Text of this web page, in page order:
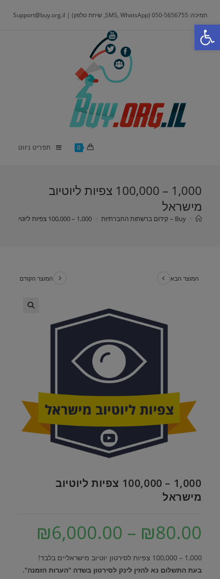
פתח סרגל נגישות
content
תמיכה: 050-5656755 (SMS, WhatsApp, שיחת טלפון) | Support@buy.org.il
0 תפריט ניווט
1,000 – 100,000 צפיות ליוטיוב
מישראל
Buy – קידום ברשתות החברתיות 1,000 – 100,000 צפיות ליוטיוב מישראל
המוצר הקודם המוצר הבא
1,000 – 100,000 צפיות ליוטיוב
מישראל
₪80.00
–
₪6,000.00
1,000 – 100,000 צפיות לסירטון יוטיוב מישראליים בלבד!
בעת התשלום נא להזין לינק לסירטון בשדה "הערות הזמנה".